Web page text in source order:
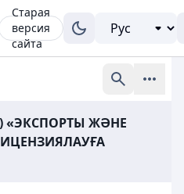
Старая
версия
сайта
«ЭКСПОРТЫ ЖӘНЕ